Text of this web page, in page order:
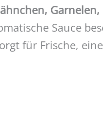
Sauce
für Frische,